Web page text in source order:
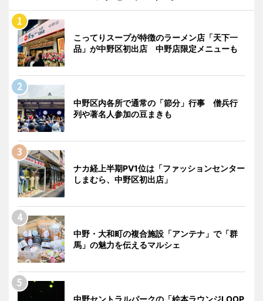
こってりスープが特徴のラーメン店「天下一
品」が中野区初出店 中野店限定メニューも
中野区内各所で通常の「節分」行事 僧兵行
列や著名人参加の豆まきも
ナカ経上半期PV1位は「ファッションセンター
しまむら、中野区初出店」
中野・大和町の複合施設「アンテナ」で「群
馬」の魅力を伝えるマルシェ
中野セントラルパークの「絵本ラウンジLOOP